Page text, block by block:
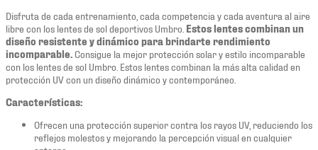
Disfruta de cada entrenamiento, cada competencia y cada aventura al aire
libre con los lentes de sol deportivos Umbro. Estos lentes combinan un
diseño resistente y dinámico para brindarte rendimiento
incomparable. Consigue la mejor protección solar y estilo incomparable
con los lentes de sol Umbro. Estos lentes combinan la más alta calidad en
protección UV con un diseño dinámico y contemporáneo.
Características:
Ofrecen una protección superior contra los rayos UV, reduciendo los
reflejos molestos y mejorando la percepción visual en cualquier